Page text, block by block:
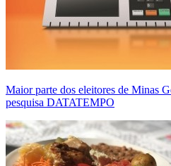
Maior parte dos eleitores de Minas
pesquisa DATATEMPO